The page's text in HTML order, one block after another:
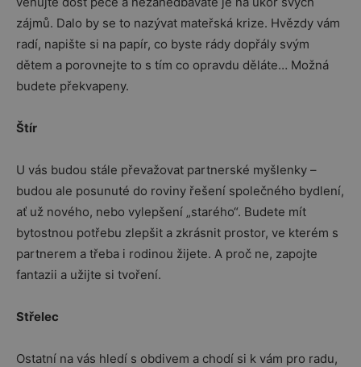
zájmů. Dalo by se to nazývat mateřská krize. Hvězdy vám
radí, napište si na papír, co byste rády dopřály svým
dětem a porovnejte to s tím co opravdu děláte… Možná
budete překvapeny.
Štír
U vás budou stále převažovat partnerské myšlenky –
budou ale posunuté do roviny řešení společného bydlení,
ať už nového, nebo vylepšení „starého“. Budete mít
bytostnou potřebu zlepšit a zkrásnit prostor, ve kterém s
partnerem a třeba i rodinou žijete. A proč ne, zapojte
fantazii a užijte si tvoření.
Střelec
Ostatní na vás hledí s obdivem a chodí si k vám pro radu,